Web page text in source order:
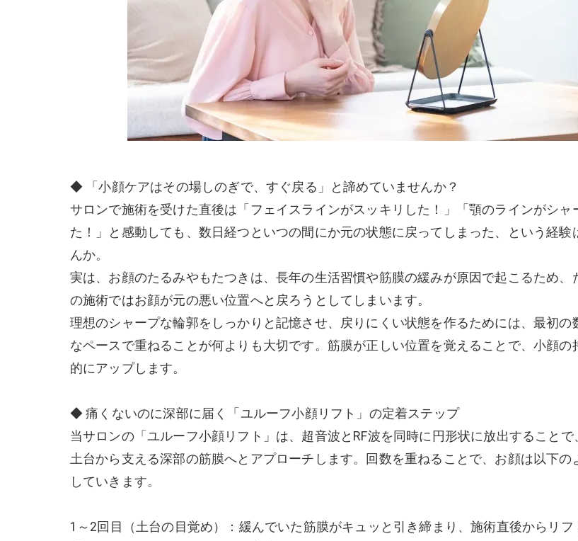
◆ 「小顔ケアはその場しのぎで、すぐ戻る」と諦めていませんか？
サロンで施術を受けた直後は「フェイスラインがスッキリした！」「顎のラインがシャ
た！」と感動しても、数日経つといつの間にか元の状態に戻ってしまった、という経験
んか。
実は、お顔のたるみやもたつきは、長年の生活習慣や筋膜の緩みが原因で起こるため、
の施術ではお顔が元の悪い位置へと戻ろうとしてしまいます。
理想のシャープな輪郭をしっかりと記憶させ、戻りにくい状態を作るためには、最初の
なペースで重ねることが何よりも大切です。筋膜が正しい位置を覚えることで、小顔の
的にアップします。
◆ 痛くないのに深部に届く「ユルーフ小顔リフト」の定着ステップ
当サロンの「ユルーフ小顔リフト」は、超音波とRF波を同時に円形状に放出することで
土台から支える深部の筋膜へとアプローチします。回数を重ねることで、お顔は以下の
していきます。
1～2回目（土台の目覚め）：緩んでいた筋膜がキュッと引き締まり、施術直後からリフ